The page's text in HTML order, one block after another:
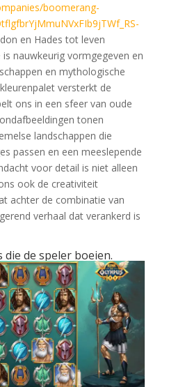
boomerang-
en Hades tot leven
nauwkeurig vormgegeven en
en mythologische
versterkt de
ons in een sfeer van oude
tonen
landschappen die
passen en een meeslepende
voor detail is niet alleen
ook de creativiteit
achter de combinatie van
verhaal dat verankerd is
die de speler boeien.